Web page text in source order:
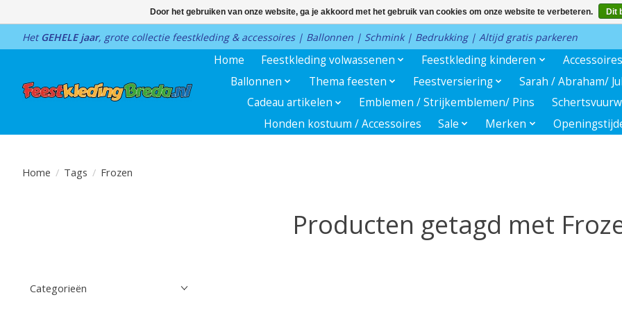
Het GEHELE jaar, grote collectie feestkleding & accessoires | Ballonnen | Schmink | Bedrukking | Altijd gratis parkeren
Home Feestkleding volwassenen Feestkleding kinderen
Ballonnen
Thema feesten Feestversiering
Sarah / Abraham/
Cadeau artikelen
Emblemen / Strijkemblemen/ Pins
Honden kostuum / Accessoires
Sale Merken
Home / Tags / Frozen
Producten getagd met
Categorieën
Door het gebruiken van onze website, ga je akkoord met het gebruik van cookies om onze website te verbeteren. Dit